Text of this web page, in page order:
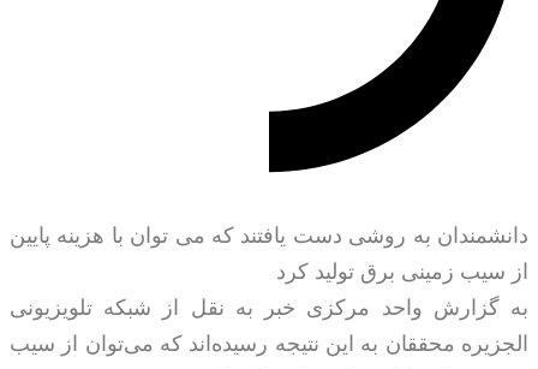
دانشمندان به روشی دست یافتند که می توان با هزینه پایین
از سیب زمینی برق تولید کرد
به گزارش واحد مرکزی خبر به نقل از شبکه تلویزیونی
الجزیره محققان به این نتیجه رسیده‌اند که می‌توان از سیب